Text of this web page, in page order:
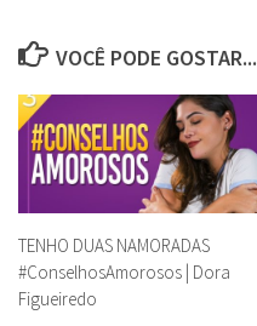
VOCÊ PODE GOSTAR...
TENHO DUAS NAMORADAS
#ConselhosAmorosos | Dora
Figueiredo